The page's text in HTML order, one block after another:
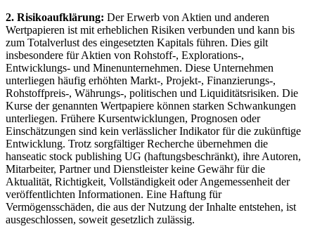
2. Risikoaufklärung: Der Erwerb von Aktien und anderen
Wertpapieren ist mit erheblichen Risiken verbunden und kann bis
zum Totalverlust des eingesetzten Kapitals führen. Dies gilt
insbesondere für Aktien von Rohstoff-, Explorations-,
Entwicklungs- und Minenunternehmen. Diese Unternehmen
unterliegen häufig erhöhten Markt-, Projekt-, Finanzierungs-,
Rohstoffpreis-, Währungs-, politischen und Liquiditätsrisiken. Die
Kurse der genannten Wertpapiere können starken Schwankungen
unterliegen. Frühere Kursentwicklungen, Prognosen oder
Einschätzungen sind kein verlässlicher Indikator für die zukünftige
Entwicklung. Trotz sorgfältiger Recherche übernehmen die
hanseatic stock publishing UG (haftungsbeschränkt), ihre Autoren,
Mitarbeiter, Partner und Dienstleister keine Gewähr für die
Aktualität, Richtigkeit, Vollständigkeit oder Angemessenheit der
veröffentlichten Informationen. Eine Haftung für
Vermögensschäden, die aus der Nutzung der Inhalte entstehen, ist
ausgeschlossen, soweit gesetzlich zulässig.